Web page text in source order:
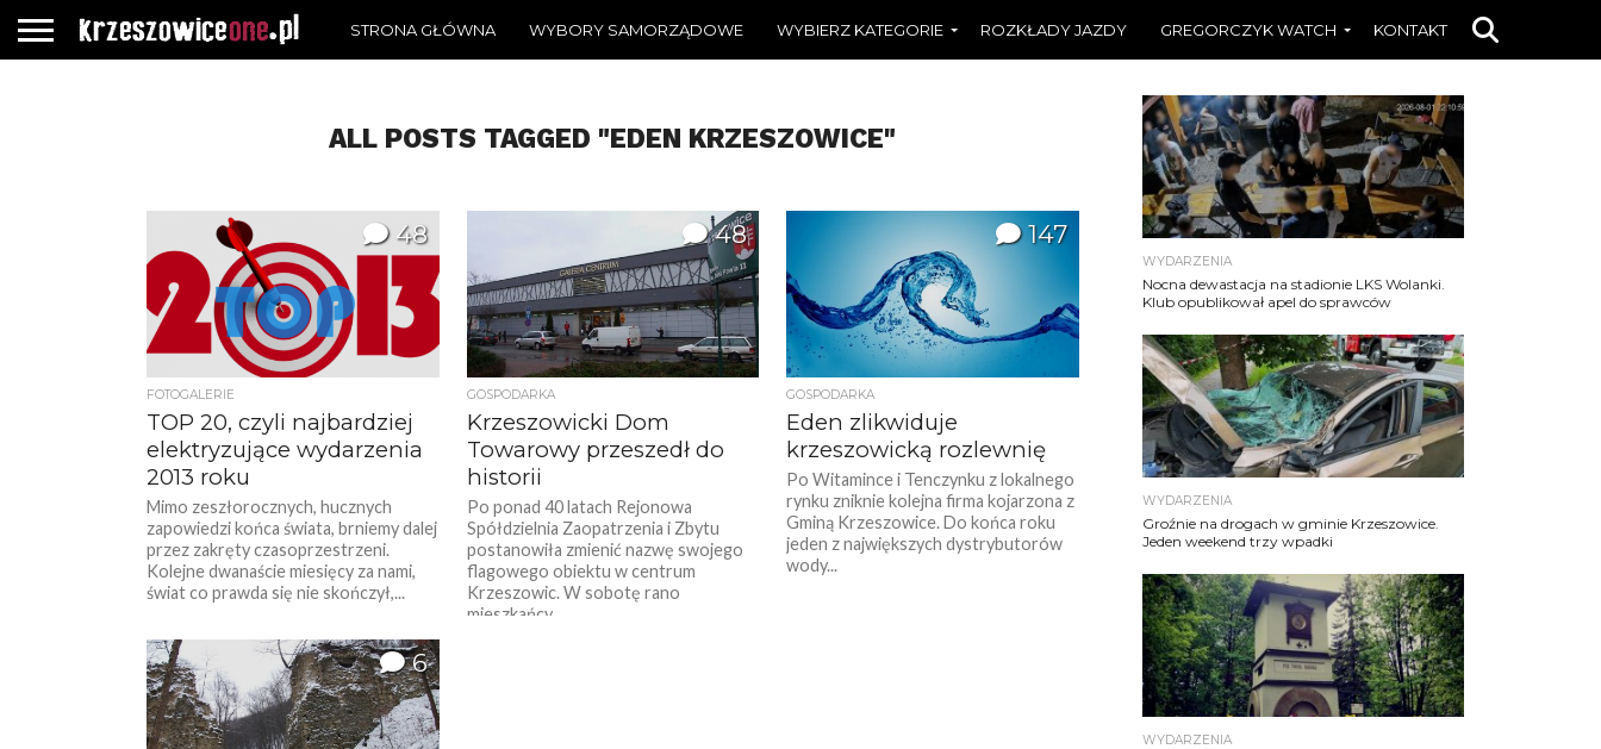
STRONA GŁÓWNA WYBORY SAMORZĄDOWE WYBIERZ KATEGORIE ROZKŁADY JAZDY GREGORCZYK WATCH KONTAKT
ALL POSTS TAGGED "EDEN KRZESZOWICE"
48
FOTOGALERIE
TOP 20, czyli najbardziej
elektryzujące wydarzenia
2013 roku
Mimo zeszłorocznych, hucznych
zapowiedzi końca świata, brniemy dalej
przez zakręty czasoprzestrzeni.
Kolejne dwanaście miesięcy za nami,
świat co prawda się nie skończył,...
48
GOSPODARKA
Krzeszowicki Dom
Towarowy przeszedł do
historii
Po ponad 40 latach Rejonowa
Spółdzielnia Zaopatrzenia i Zbytu
postanowiła zmienić nazwę swojego
flagowego obiektu w centrum
Krzeszowic. W sobotę rano
mieszkańcy...
147
GOSPODARKA
Eden zlikwiduje
krzeszowicką rozlewnię
Po Witamince i Tenczynku z lokalnego
rynku zniknie kolejna firma kojarzona z
Gminą Krzeszowice. Do końca roku
jeden z największych dystrybutorów
wody...
6
WYDARZENIA
Nocna dewastacja na stadionie LKS Wolanki.
Klub opublikował apel do sprawców
WYDARZENIA
Groźnie na drogach w gminie Krzeszowice.
Jeden weekend trzy wpadki
WYDARZENIA